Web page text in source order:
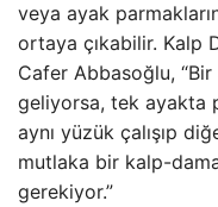
veya ayak
ortaya çıkabilir. Kalp
Cafer Abbasoğlu,
geliyorsa, tek ayakta
aynı yüzük çalışıp
mutlaka bir kalp-
gerekiyor.”